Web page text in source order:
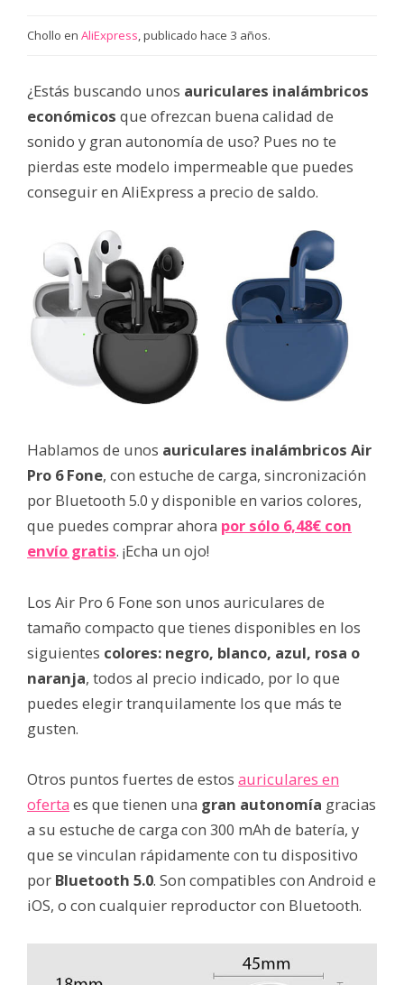
Chollo en AliExpress, publicado hace 3 años.
¿Estás buscando unos auriculares inalámbricos
económicos que ofrezcan buena calidad de
sonido y gran autonomía de uso? Pues no te
pierdas este modelo impermeable que puedes
conseguir en AliExpress a precio de saldo.
Hablamos de unos auriculares inalámbricos Air
Pro 6 Fone, con estuche de carga, sincronización
por Bluetooth 5.0 y disponible en varios colores,
que puedes comprar ahora por sólo 6,48€ con
envío gratis. ¡Echa un ojo!
Los Air Pro 6 Fone son unos auriculares de
tamaño compacto que tienes disponibles en los
siguientes colores: negro, blanco, azul, rosa o
naranja, todos al precio indicado, por lo que
puedes elegir tranquilamente los que más te
gusten.
Otros puntos fuertes de estos auriculares en
oferta es que tienen una gran autonomía gracias
a su estuche de carga con 300 mAh de batería, y
que se vinculan rápidamente con tu dispositivo
por Bluetooth 5.0. Son compatibles con Android e
iOS, o con cualquier reproductor con Bluetooth.